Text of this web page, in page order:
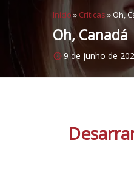
sétima
arte
Início » Críticas »Oh,
Oh, Canadá
9 de junho de